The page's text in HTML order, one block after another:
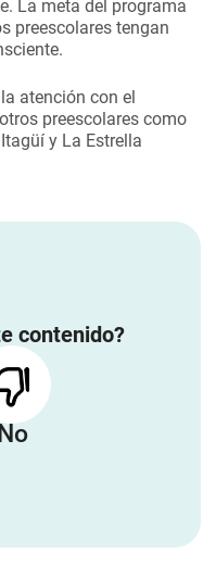
La meta del programa
preescolares tengan
atención con el
preescolares como
y La Estrella
contenido?
No